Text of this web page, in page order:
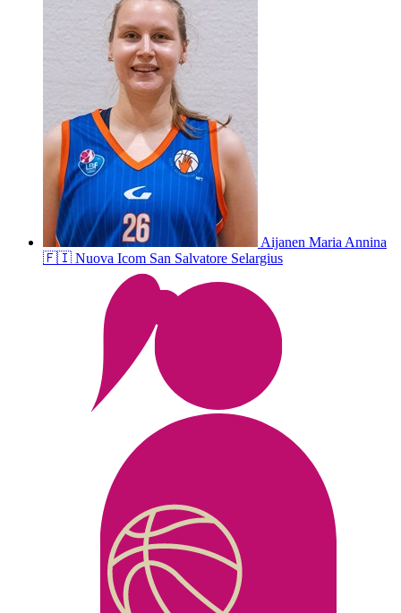
Aijanen Maria Annina
🇫🇮 Nuova Icom San Salvatore Selargius